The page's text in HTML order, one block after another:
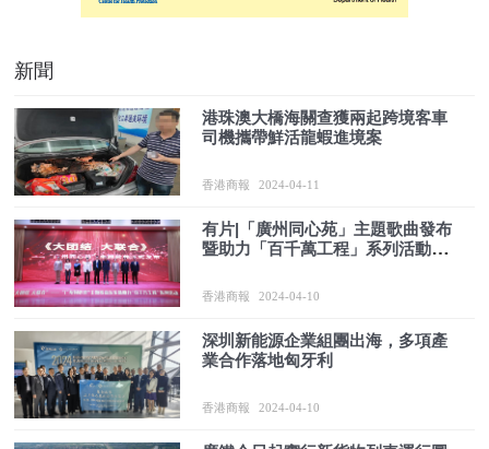
新聞
港珠澳大橋海關查獲兩起跨境客車
司機攜帶鮮活龍蝦進境案
香港商報 2024-04-11
有片|「廣州同心苑」主題歌曲發布
暨助力「百千萬工程」系列活動舉
香港商報 2024-04-10
深圳新能源企業組團出海，多項產
業合作落地匈牙利
香港商報 2024-04-10